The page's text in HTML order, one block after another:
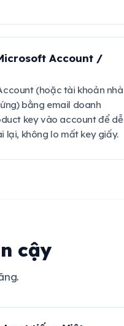
Account /
(hoặc tài khoản nhà
bằng email doanh
key vào account để dễ
lại, không lo mất key giấy.
cậy